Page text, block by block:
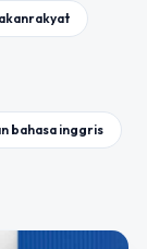
bahasa inggris